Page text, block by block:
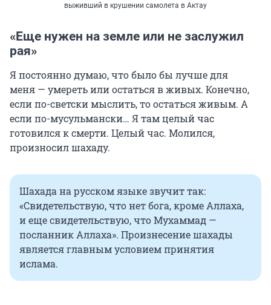
выживший в крушении самолета в Актау
«Еще нужен на земле или не заслужил
рая»
Я постоянно думаю, что было бы лучше для
меня — умереть или остаться в живых. Конечно,
если по-светски мыслить, то остаться живым. А
если по-мусульмански… Я там целый час
готовился к смерти. Целый час. Молился,
произносил шахаду.
Шахада на русском языке звучит так:
«Свидетельствую, что нет бога, кроме Аллаха,
и еще свидетельствую, что Мухаммад —
посланник Аллаха». Произнесение шахады
является главным условием принятия
ислама.